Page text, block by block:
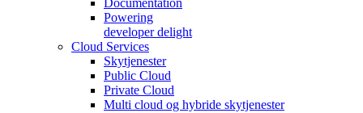
Powering
developer delight
Cloud Services
Skytjenester
Public Cloud
Private Cloud
Multi cloud og hybride skytjenester